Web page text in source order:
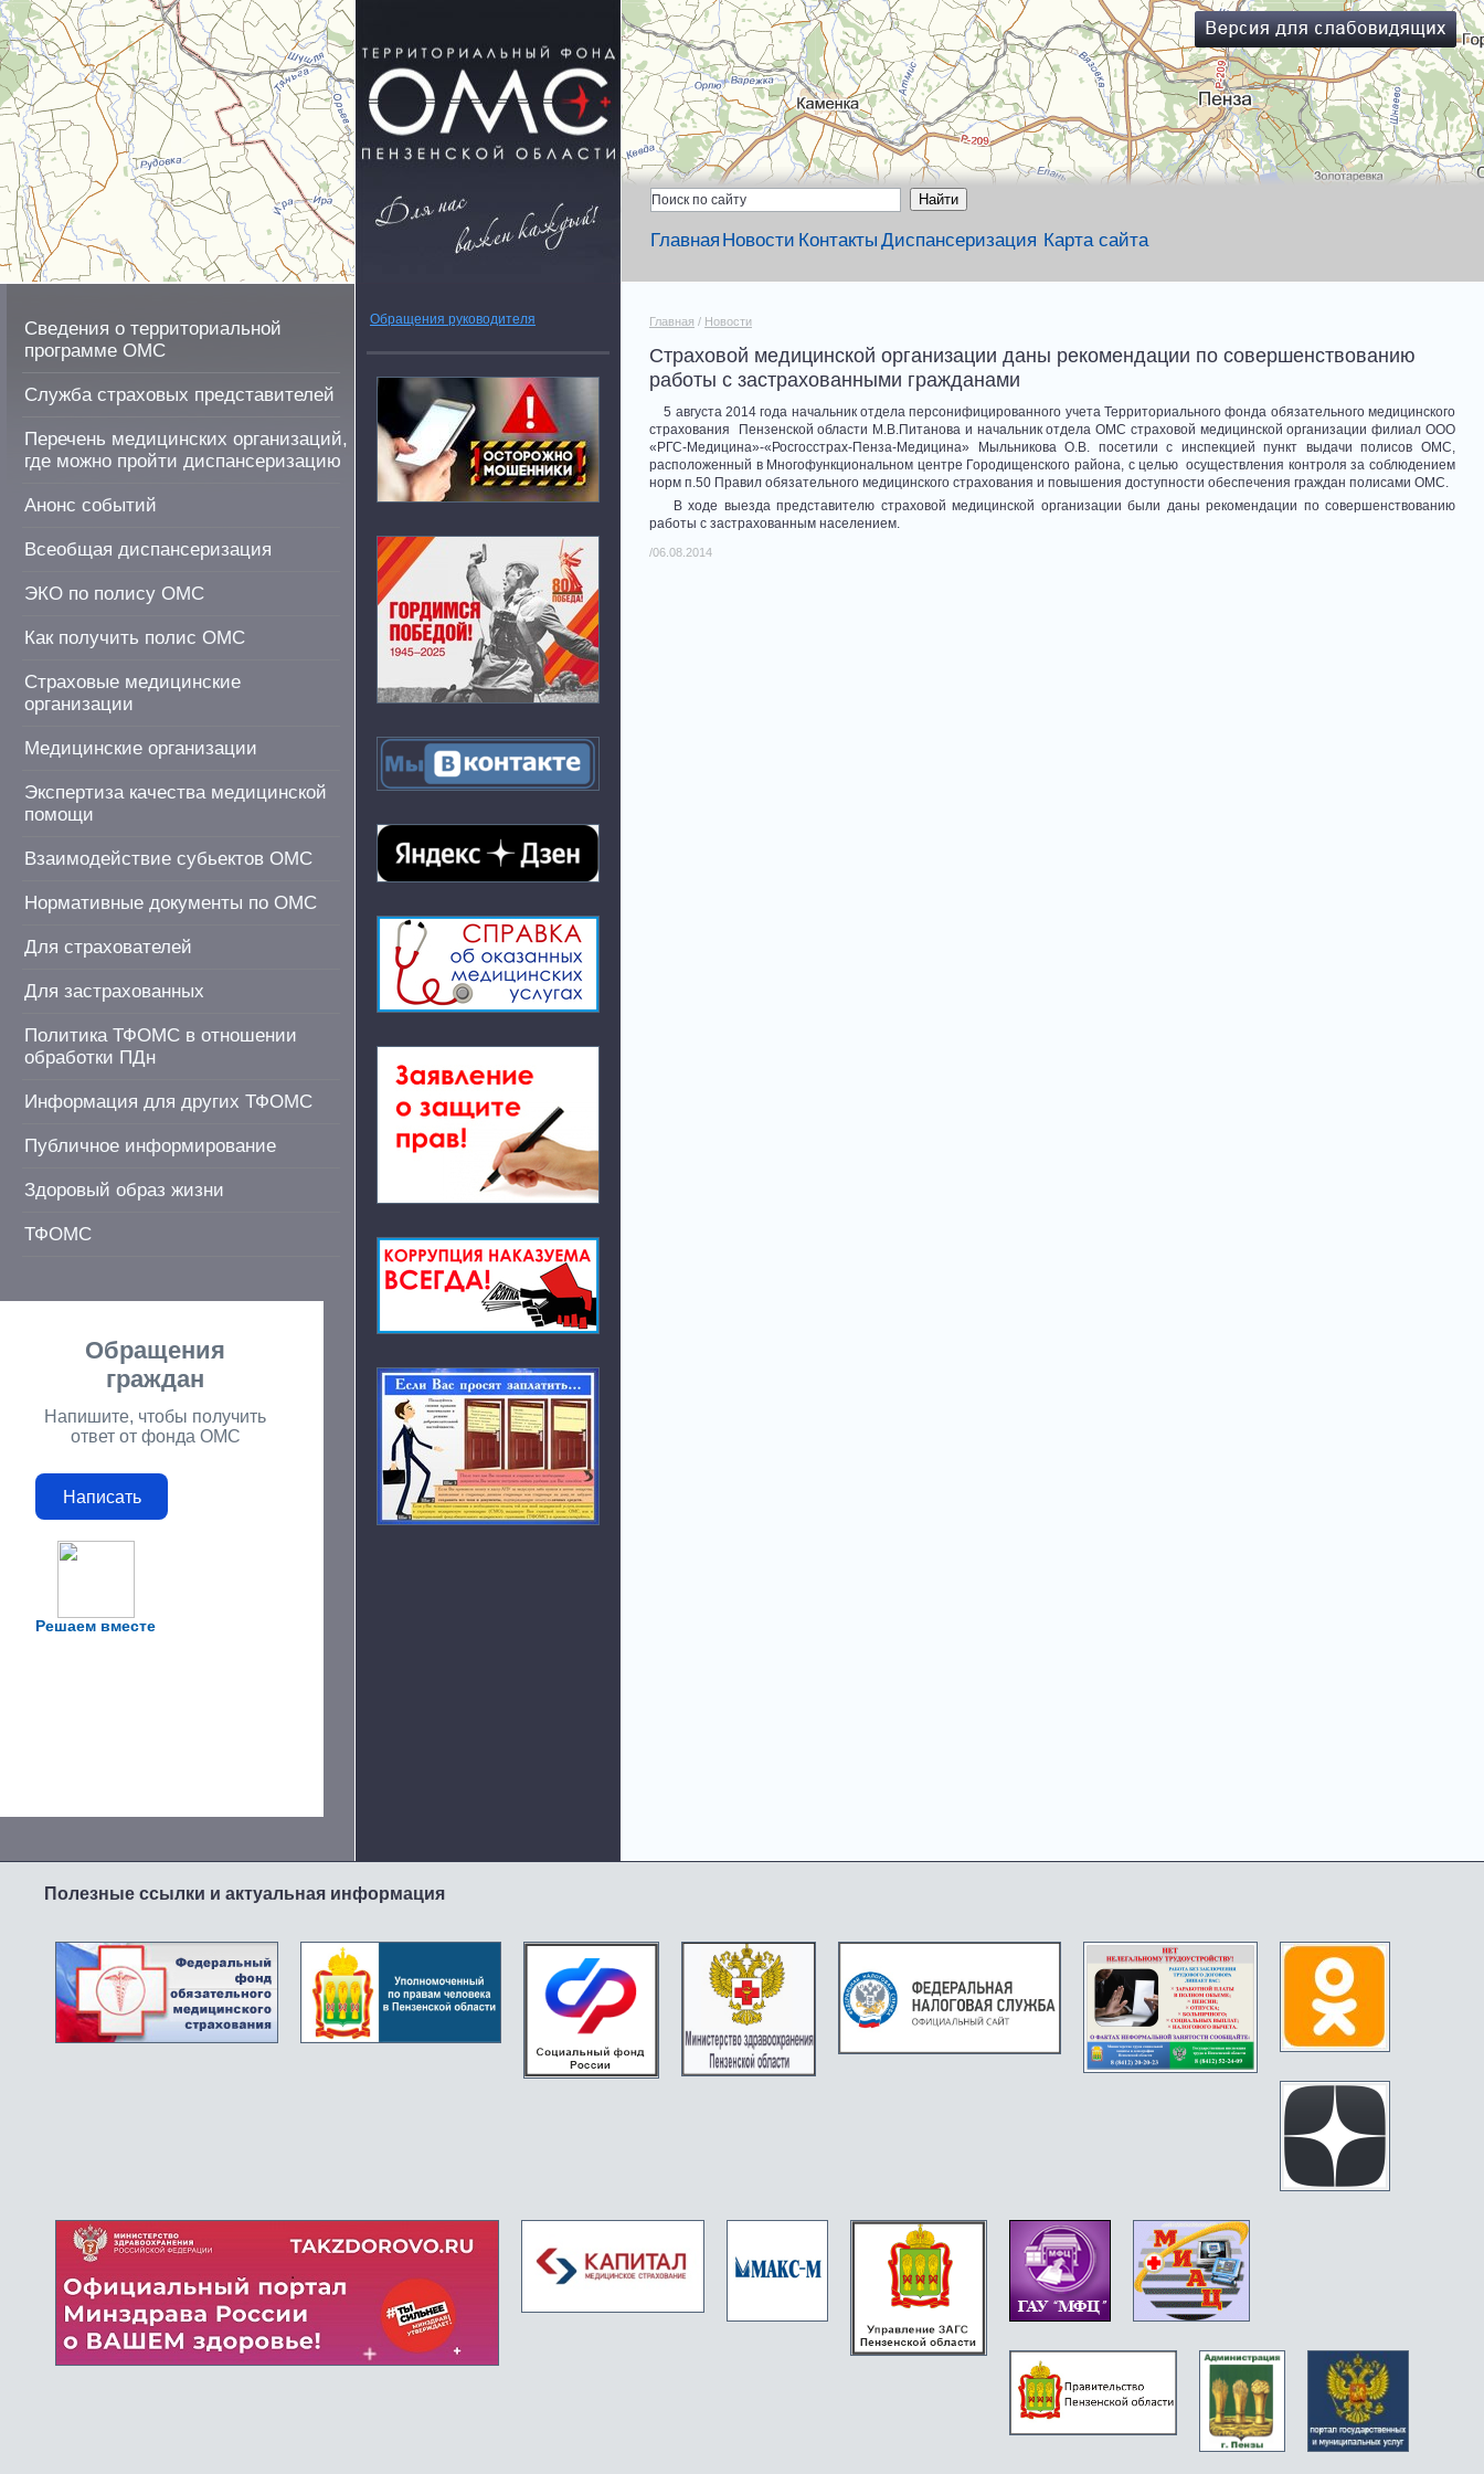
Главная Новости Контакты Диспансеризация Карта сайта
Сведения о территориальной
программе ОМС
Служба страховых представителей
Перечень медицинских организаций,
где можно пройти диспансеризацию
Анонс событий
Всеобщая диспансеризация
ЭКО по полису ОМС
Как получить полис ОМС
Страховые медицинские
организации
Медицинские организации
Экспертиза качества медицинской
помощи
Взаимодействие субьектов ОМС
Нормативные документы по ОМС
Для страхователей
Для застрахованных
Политика ТФОМС в отношении
обработки ПДн
Информация для других ТФОМС
Публичное информирование
Здоровый образ жизни
ТФОМС
Решаем вместе
Обращения
граждан
Напишите, чтобы получить
ответ от фонда ОМС
Написать
Обращения руководителя Главная / Новости
Страховой медицинской организации даны рекомендации по совершенствованию
работы с застрахованными гражданами
5 августа 2014 года начальник отдела персонифицированного учета Территориального фонда обязательного медицинского
страхования Пензенской области М.В.Питанова и начальник отдела ОМС страховой медицинской организации филиал ООО
«РГС-Медицина»-«Росгосстрах-Пенза-Медицина» Мыльникова О.В. посетили с инспекцией пункт выдачи полисов ОМС,
расположенный в Многофункциональном центре Городищенского района, с целью осуществления контроля за соблюдением
норм п.50 Правил обязательного медицинского страхования и повышения доступности обеспечения граждан полисами ОМС.
В ходе выезда представителю страховой медицинской организации были даны рекомендации по совершенствованию
работы с застрахованным населением.
/06.08.2014
Полезные ссылки и актуальная информация